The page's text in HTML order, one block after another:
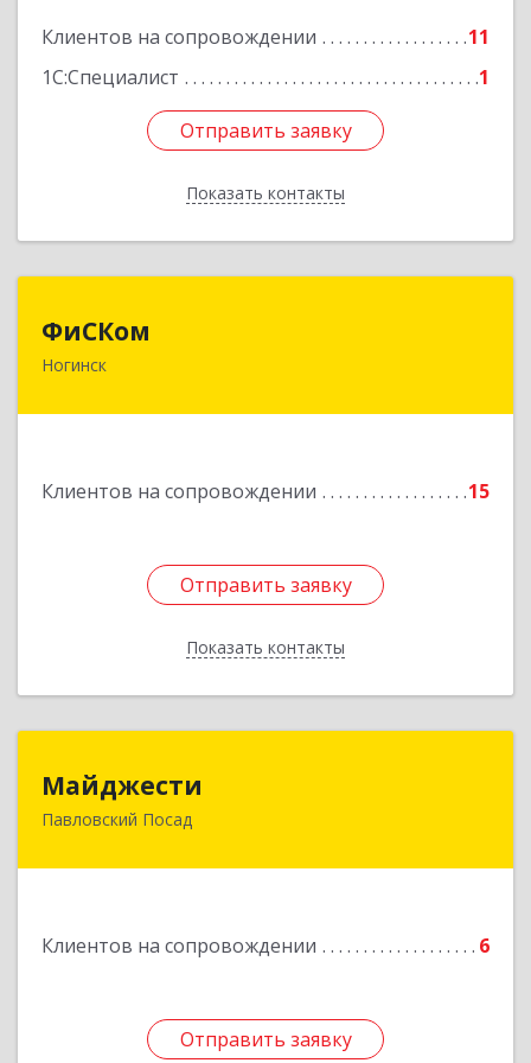
Клиентов на сопровождении
11
1С:Специалист
1
Отправить заявку
Показать контакты
Отправить заявку
Назад
ФиСКом
Ногинск
Клиентов на сопровождении 15
Отправить заявку
Показать контакты
Отправить заявку
Назад
Майджести
Павловский Посад
Клиентов на сопровождении 6
Отправить заявку
142502, Московская обл, Павлово-Посадский р-
Подробнее
Отправить заявку